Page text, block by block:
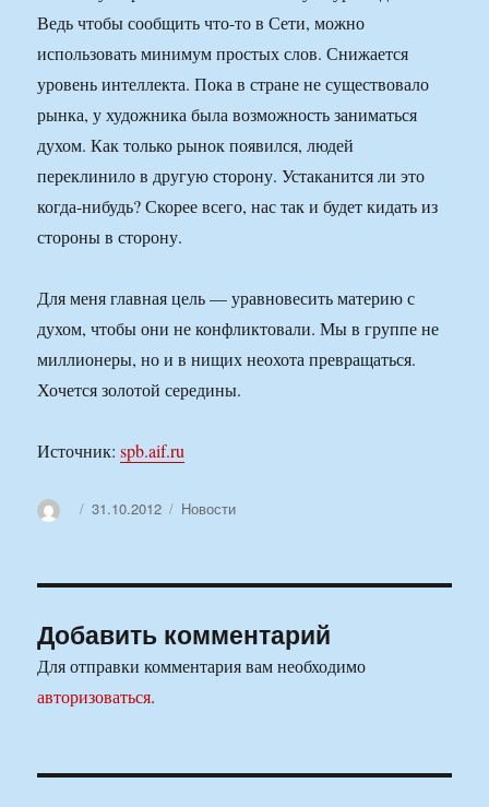
Ведь чтобы сообщить что-то в Сети, можно
использовать минимум простых слов. Снижается
уровень интеллекта. Пока в стране не существовало
рынка, у художника была возможность заниматься
духом. Как только рынок появился, людей
переклинило в другую сторону. Устаканится ли это
когда-нибудь? Скорее всего, нас так и будет кидать из
стороны в сторону.
Для меня главная цель — уравновесить материю с
духом, чтобы они не конфликтовали. Мы в группе не
миллионеры, но и в нищих неохота превращаться.
Хочется золотой середины.
Источник:spb.aif.ru
АвторОпубликовано
31.10.2012 Рубрики
Новости
Добавить комментарий
Для отправки комментария вам необходимо
авторизоваться.